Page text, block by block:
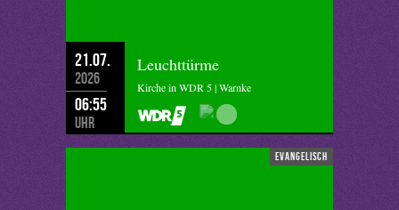
21.07.
2026
06:55
Uhr
Leuchttürme
Kirche in WDR 5 | Warnke
evangelisch